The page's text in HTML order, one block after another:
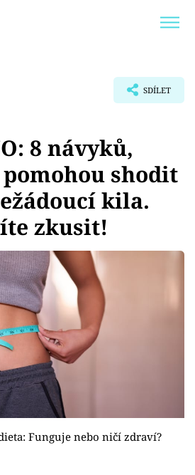
SDÍLET
8 návyků,
shodit
kila.
zkusit!
Funguje nebo ničí zdraví?